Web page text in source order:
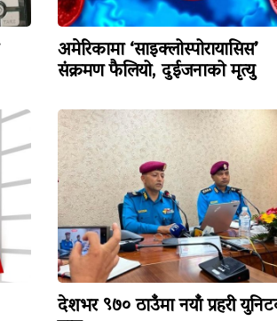
अमेरिकामा ‘साइक्लोस्पोरायासिस’
संक्रमण फैलियो, दुईजनाको मृत्यु
देशभर ९७० ठाउँमा नयाँ प्रहरी